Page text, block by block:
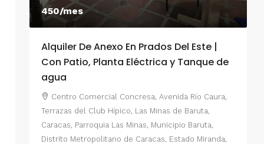
de
450/mes
Alquiler De Anexo En Prados Del Este |
Con Patio, Planta Eléctrica y Tanque de
agua
Centro Comercial Concresa, Avenida Río Caura,
Terrazas del Club Hípico, Las Minas de Baruta,
Caracas, Parroquia Las Minas, Municipio Baruta,
Distrito Metropolitano de Caracas, Estado Miranda,